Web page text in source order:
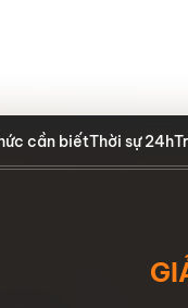
cần biếtThời sự 24h